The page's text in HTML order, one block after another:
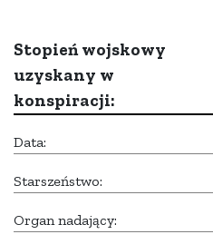
Stopień wojskowy
uzyskany w
konspiracji:
Data:
Starszeństwo:
Organ nadający: